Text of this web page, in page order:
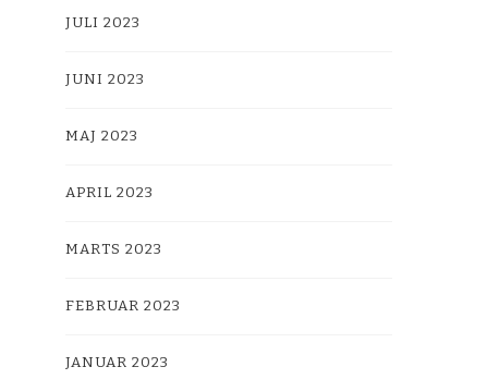
JULI 2023
JUNI 2023
MAJ 2023
APRIL 2023
MARTS 2023
FEBRUAR 2023
JANUAR 2023